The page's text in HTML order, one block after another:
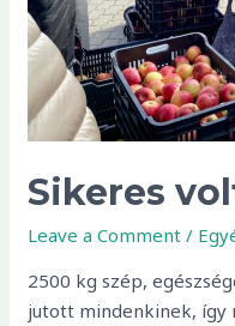
Sikeres
Leave a Comment /
2500 kg szép,
jutott mindenkinek, így